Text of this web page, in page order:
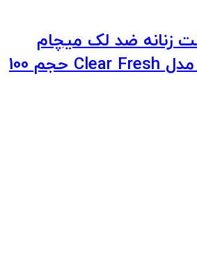
زنانه ضد لک میچام
(Mitchum) مدل Clear Fresh حجم 100